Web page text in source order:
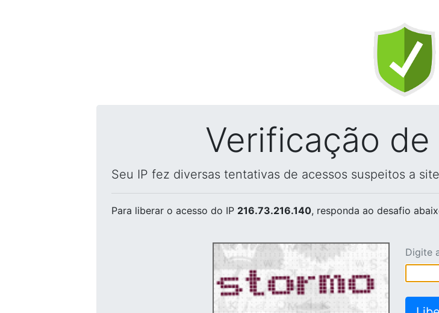
Verificação
Seu IP fez diversas tentativas de acessos suspeitos a
Para liberar o acesso do IP 216.73.216.140, responda ao desafio
Digite